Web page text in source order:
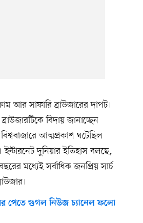
আর সাফারি ব্রাউজারের দাপট।
বিদায় জানাচ্ছেন
আত্মপ্রকাশ ঘটেছিল
ইন্টারনেট দুনিয়ার ইতিহাস বলছে,
মধ্যেই সর্বাধিক জনপ্রিয় সার্চ
পেতে গুগল নিউজ চ্যানেল ফলো